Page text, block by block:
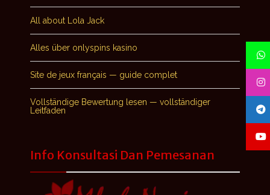
All about Lola Jack
Alles über onlyspins kasino
Site de jeux français — guide complet
Vollständige Bewertung lesen — vollständiger
Leitfaden
Info Konsultasi Dan Pemesanan